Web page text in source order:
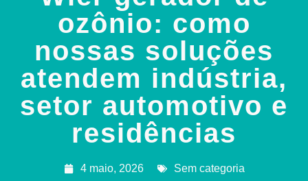
ozônio: como
nossas soluções
atendem indústria,
setor automotivo e
residências
4 maio, 2026 Sem categoria